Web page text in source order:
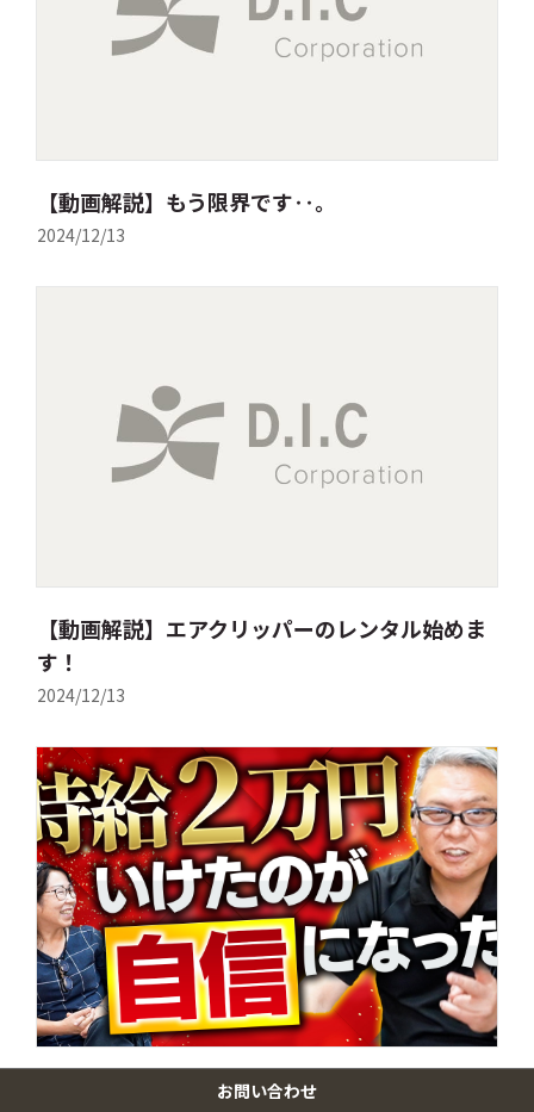
【動画解説】もう限界です‥。
2024/12/13
【動画解説】エアクリッパーのレンタル始めま
す！
2024/12/13
【動画解説】介護施設・病院でエアクリッパー
お問い合わせ